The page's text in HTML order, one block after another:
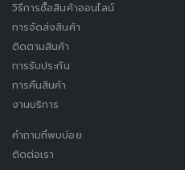
วิธีการซื้อสินค้าออนไลน์
การจัดส่งสินค้า
ติดตามสินค้า
การรับประกัน
การคืนสินค้า
งานบริการ
คำถามที่พบบ่อย
ติดต่อเรา